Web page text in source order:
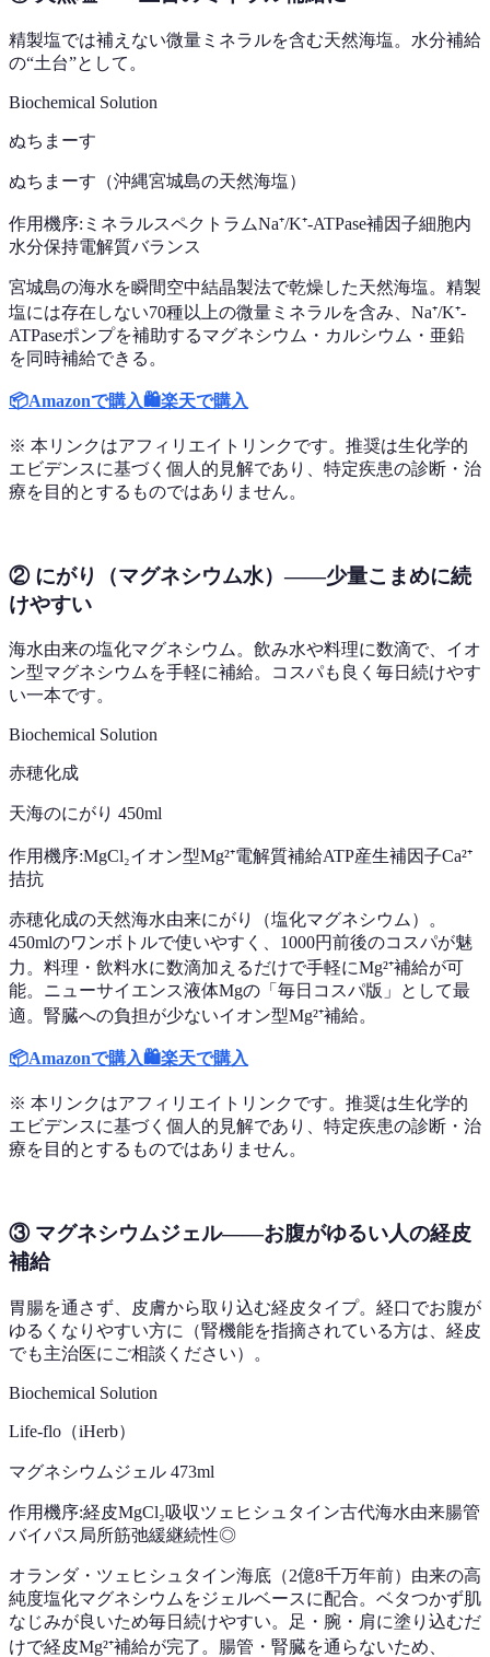
精製塩では補えない微量ミネラルを含む天然海塩。水分補給
の“土台”として。
Biochemical Solution
ぬちまーす
ぬちまーす（沖縄宮城島の天然海塩）
作用機序: ミネラルスペクトラムNa⁺/K⁺-ATPase補因子細胞内
水分保持電解質バランス
宮城島の海水を瞬間空中結晶製法で乾燥した天然海塩。精製
塩には存在しない70種以上の微量ミネラルを含み、Na⁺/K⁺-
ATPaseポンプを補助するマグネシウム・カルシウム・亜鉛
を同時補給できる。
📦Amazonで購入🛍️楽天で購入
※ 本リンクはアフィリエイトリンクです。推奨は生化学的
エビデンスに基づく個人的見解であり、特定疾患の診断・治
療を目的とするものではありません。
② にがり（マグネシウム水）——少量こまめに続
けやすい
海水由来の塩化マグネシウム。飲み水や料理に数滴で、イオ
ン型マグネシウムを手軽に補給。コスパも良く毎日続けやす
い一本です。
Biochemical Solution
赤穂化成
天海のにがり 450ml
作用機序:MgCl₂イオン型Mg²⁺電解質補給ATP産生補因子Ca²⁺
拮抗
赤穂化成の天然海水由来にがり（塩化マグネシウム）。
450mlのワンボトルで使いやすく、1000円前後のコスパが魅
力。料理・飲料水に数滴加えるだけで手軽にMg²⁺補給が可
能。ニューサイエンス液体Mgの「毎日コスパ版」として最
適。腎臓への負担が少ないイオン型Mg²⁺補給。
📦Amazonで購入🛍️楽天で購入
※ 本リンクはアフィリエイトリンクです。推奨は生化学的
エビデンスに基づく個人的見解であり、特定疾患の診断・治
療を目的とするものではありません。
③ マグネシウムジェル——お腹がゆるい人の経皮
補給
胃腸を通さず、皮膚から取り込む経皮タイプ。経口でお腹が
ゆるくなりやすい方に（腎機能を指摘されている方は、経皮
でも主治医にご相談ください）。
Biochemical Solution
Life-flo（iHerb）
マグネシウムジェル 473ml
作用機序:経皮MgCl₂吸収ツェヒシュタイン古代海水由来腸管
バイパス 局所筋弛緩継続性◎
オランダ・ツェヒシュタイン海底（2億8千万年前）由来の高
純度塩化マグネシウムをジェルベースに配合。ベタつかず肌
なじみが良いため毎日続けやすい。足・腕・肩に塗り込むだ
けで経皮Mg²⁺補給が完了。腸管・腎臓を通らないため、